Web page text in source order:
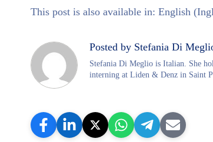
This post is also available in: English (
Posted by Stefania Di
Stefania Di Meglio is Italian. She
interning at Liden & Denz in Saint